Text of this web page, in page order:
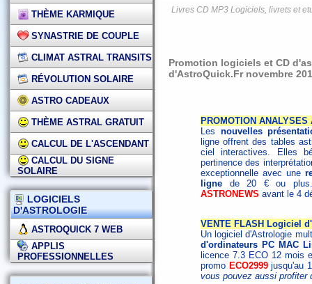
THÈME KARMIQUE
SYNASTRIE DE COUPLE
CLIMAT ASTRAL TRANSITS
RÉVOLUTION SOLAIRE
ASTRO CADEAUX
THÈME ASTRAL GRATUIT
CALCUL DE L'ASCENDANT
CALCUL DU SIGNE
SOLAIRE
LOGICIELS
D'ASTROLOGIE
ASTROQUICK 7 WEB
APPLIS
PROFESSIONNELLES
Livres CD MP3 Logiciels, livrets et
Promotion logiciels et CD
d'AstroQuick.Fr novembre
PROMOTION
Les nouvelles
ligne offrent des tables
ciel interactives. Elles
pertinence des
exceptionnelle avec une
ligne de 20 € ou plus.
ASTRONEWS avant le 4
VENTE FLASH Logiciel
Un logiciel d'Astrologie
d'ordinateurs PC MAC
licence 7.3 ECO 12 mois
promo ECO2999jusqu'au
vous pouvez aussi profiter